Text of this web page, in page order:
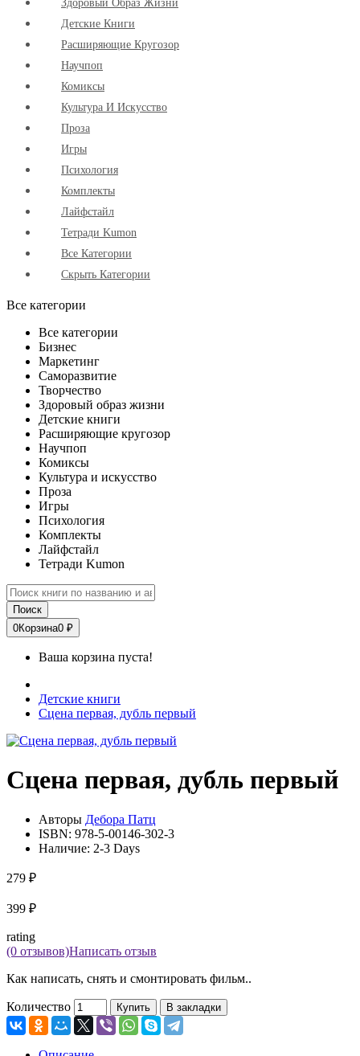
Здоровый Образ Жизни
Детские Книги
Расширяющие Кругозор
Научпоп
Комиксы
Культура И Искусство
Проза
Игры
Психология
Комплекты
Лайфстайл
Тетради Kumon
Все Категории
Скрыть Категории
Все категории
Все категории
Бизнес
Маркетинг
Саморазвитие
Творчество
Здоровый образ жизни
Детские книги
Расширяющие кругозор
Научпоп
Комиксы
Культура и искусство
Проза
Игры
Психология
Комплекты
Лайфстайл
Тетради Kumon
Поиск
0Корзина0 ₽
Ваша корзина пуста!
Детские книги
Сцена первая, дубль первый
Сцена первая, дубль первый
Авторы Дебора Патц
ISBN: 978-5-00146-302-3
Наличие: 2-3 Days
279 ₽
399 ₽
rating
(0 отзывов)Написать отзыв
Как написать, снять и смонтировать фильм..
Количество Купить В закладки